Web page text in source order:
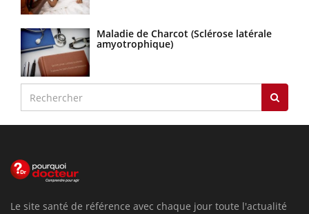
Maladie de Charcot (Sclérose latérale
amyotrophique)
Le site santé de référence avec chaque jour toute l'actualité